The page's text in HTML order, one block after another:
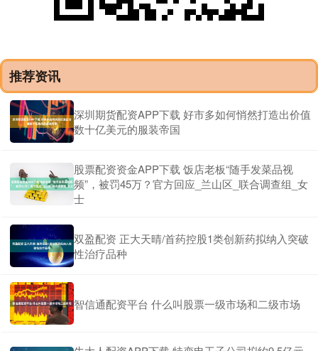
推荐资讯
深圳期货配资APP下载 好市多如何悄然打造出价值
数十亿美元的服装帝国
股票配资资金APP下载 饭店老板“随手发菜品视
频”，被罚45万？官方回应_兰山区_联合调查组_女
士
双盈配资 正大天晴/首药控股1类创新药拟纳入突破
性治疗品种
智信通配资平台 什么叫股票一级市场和二级市场